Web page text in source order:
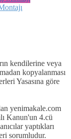
kendilerine veya
kopyalanması
Yasasına göre
yenimakale.com
Kanun'un 4.cü
yaptıkları
sorumludur.